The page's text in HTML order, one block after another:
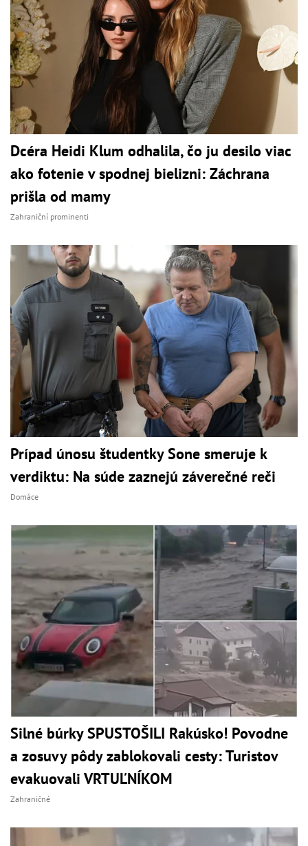
Dcéra Heidi Klum odhalila, čo ju desilo viac
ako fotenie v spodnej bielizni: Záchrana
prišla od mamy
Zahraniční prominenti
Prípad únosu študentky Sone smeruje k
verdiktu: Na súde zaznejú záverečné reči
Domáce
Silné búrky SPUSTOŠILI Rakúsko! Povodne
a zosuvy pôdy zablokovali cesty: Turistov
evakuovali VRTUĽNÍKOM
Zahraničné